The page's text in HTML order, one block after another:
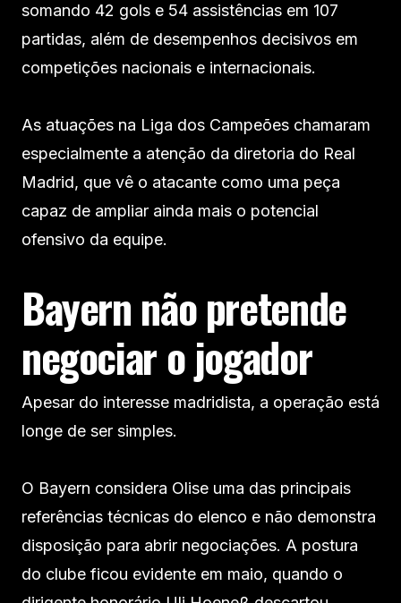
somando 42 gols e 54 assistências em 107
partidas, além de desempenhos decisivos em
competições nacionais e internacionais.
As atuações na Liga dos Campeões chamaram
especialmente a atenção da diretoria do Real
Madrid, que vê o atacante como uma peça
capaz de ampliar ainda mais o potencial
ofensivo da equipe.
Bayern não pretende
negociar o jogador
Apesar do interesse madridista, a operação está
longe de ser simples.
O Bayern considera Olise uma das principais
referências técnicas do elenco e não demonstra
disposição para abrir negociações. A postura
do clube ficou evidente em maio, quando o